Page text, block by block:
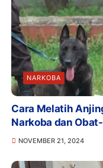
NARKOBA
Cara Melatih
Narkoba dan
NOVEMBER 21, 2024